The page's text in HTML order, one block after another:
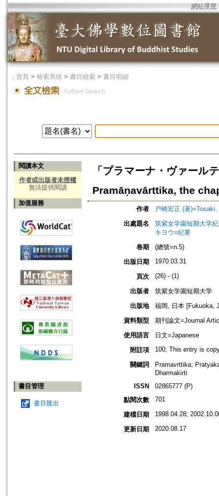
網站導覽
． 首頁 > 檢索系統 > 書目檢索 > 書目明細
閱讀本文
作者或出版者未授權
無法提供閱讀
加值服務
書目管理
書目匯出
「プラマーナ・ヴァール
Pramāṇavārttika, the
作者
戸崎宏正 (著
出處題名
筑紫女学園短期大学
キヨウ=紀要
卷期
(總號=n.5)
出版日期
1970.03.31
頁次 (26) - (1)
出版者
筑紫女学園短期大学
出版地
福岡, 日本 [Fukuoka,
資料類型
期刊論文=Journal
使用語言
日文=Japanese
附註項
100; This entry is
關鍵詞
Pramavrttika;
Dharmakirti
ISSN
02865777 (P)
點閱次數
701
建檔日期 1998.04.28;
更新日期 2020.08.17